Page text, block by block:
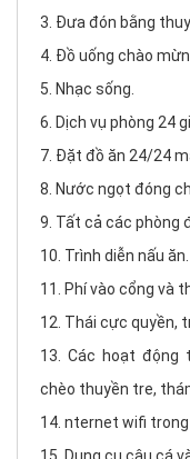
Đưa đón bằng
Đồ uống chào
Nhạc sống.
Dịch vụ phòng 24
Đặt đồ ăn 24/24
Nước ngọt đóng
Tất cả các phòng
Trình diễn nấu ăn.
Phí vào cổng và
Thái cực quyền,
Các hoạt động
chèo thuyền tre,
nternet wifi trong